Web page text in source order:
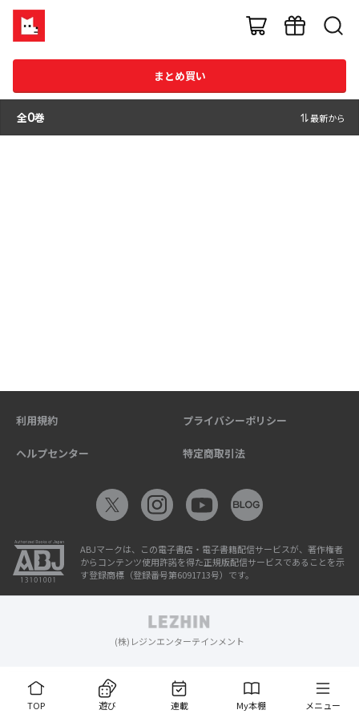
まとめ買い
全0巻 最新から
TOP 遊び 連載 My本棚 メニュー
利用規約 プライバシーポリシー
ヘルプセンター 特定商取引法
ABJマークは、この電子書店・電子書籍配信サービスが、著作権者
からコンテンツ使用許諾を得た正規版配信サービスであることを示
す登録商標（登録番号第6091713号）です。
(株)レジンエンターテインメント